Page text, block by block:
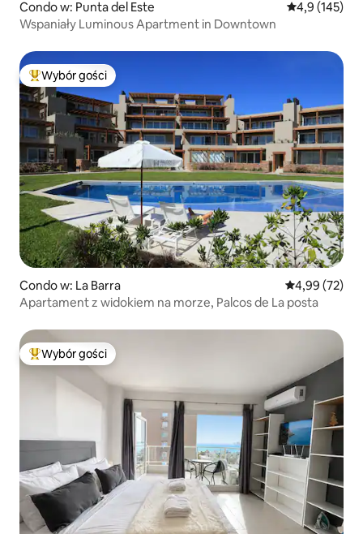
Condo w: Punta del Este Średnia
4,9 (145)
Wspaniały Luminous Apartment in Downtown
Najpopularniejsze z kategorii Wybór gości
Wybór gości
Condo w: La Barra Średnia
4,99 (72)
Apartament z widokiem na morze, Palcos de La posta
Najpopularniejsze z kategorii Wybór gości
Wybór gości